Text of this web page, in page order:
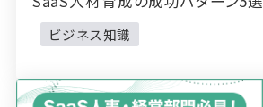
ビジネス知識